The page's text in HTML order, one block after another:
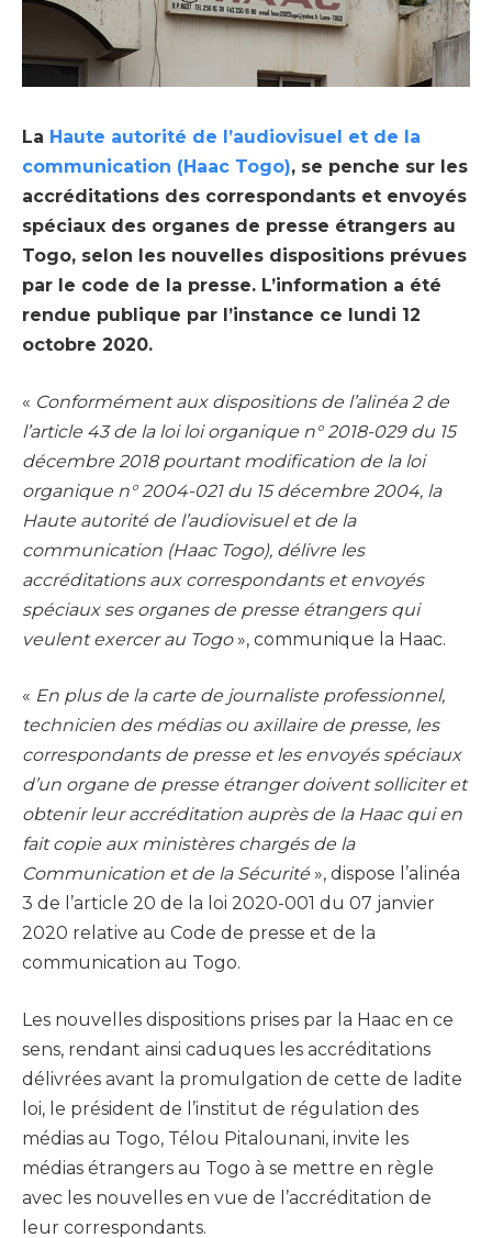
La Haute autorité de l’audiovisuel et de la
communication (Haac Togo), se penche sur les
accréditations des correspondants et envoyés
spéciaux des organes de presse étrangers au
Togo, selon les nouvelles dispositions prévues
par le code de la presse. L’information a été
rendue publique par l’instance ce lundi 12
octobre 2020.
« Conformément aux dispositions de l’alinéa 2 de
l’article 43 de la loi loi organique n° 2018-029 du 15
décembre 2018 pourtant modification de la loi
organique n° 2004-021 du 15 décembre 2004, la
Haute autorité de l’audiovisuel et de la
communication (Haac Togo), délivre les
accréditations aux correspondants et envoyés
spéciaux ses organes de presse étrangers qui
veulent exercer au Togo», communique la Haac.
« En plus de la carte de journaliste professionnel,
technicien des médias ou axillaire de presse, les
correspondants de presse et les envoyés spéciaux
d’un organe de presse étranger doivent solliciter et
obtenir leur accréditation auprès de la Haac qui en
fait copie aux ministères chargés de la
Communication et de la Sécurité », dispose l’alinéa
3 de l’article 20 de la loi 2020-001 du 07 janvier
2020 relative au Code de presse et de la
communication au Togo.
Les nouvelles dispositions prises par la Haac en ce
sens, rendant ainsi caduques les accréditations
délivrées avant la promulgation de cette de ladite
loi, le président de l’institut de régulation des
médias au Togo, Télou Pitalounani, invite les
médias étrangers au Togo à se mettre en règle
avec les nouvelles en vue de l’accréditation de
leur correspondants.